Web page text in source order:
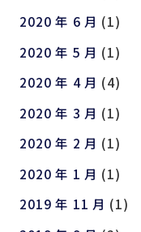
2020 年 6 月 (1)
2020 年 5 月 (1)
2020 年 4 月 (4)
2020 年 3 月 (1)
2020 年 2 月 (1)
2020 年 1 月 (1)
2019 年 11 月 (1)